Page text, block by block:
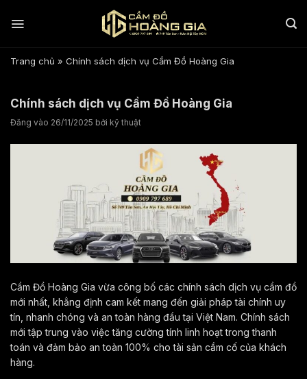
qua
dungTrang chủ » Chính sách dịch vụ Cầm Đồ Hoàng Gia
Chính sách dịch vụ Cầm Đồ Hoàng Gia
Đăng vào 26/11/2025 bởi kỹ thuật
Cầm Đồ Hoàng Gia vừa công bố các chính sách dịch vụ cầm đồ
mới nhất, khẳng định cam kết mang đến giải pháp tài chính uy
tín, nhanh chóng và an toàn hàng đầu tại Việt Nam. Chính sách
mới tập trung vào việc tăng cường tính linh hoạt trong thanh
toán và đảm bảo an toàn 100% cho tài sản cầm cố của khách
hàng.